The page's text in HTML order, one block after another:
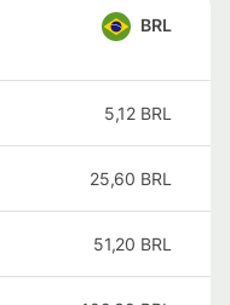
BRL
5,12 BRL
25,60 BRL
51,20 BRL